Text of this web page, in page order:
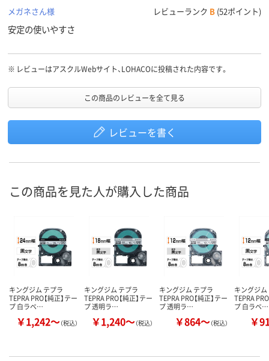
メガネさん様
レビューランク B (52ポイント)
安定の使いやすさ
※ レビューはアスクルWebサイト、LOHACOに投稿された内容です。
この商品のレビューを全て見る
レビューを書く
この商品を見た人が購入した商品
キングジム テプラ
TEPRA PRO【純正】テー
プ 白ラベ…
￥1,242～（税込）
キングジム テプラ
TEPRA PRO【純正】テー
プ 透明ラ…
￥1,240～（税込）
キングジム テプラ
TEPRA PRO【純正】テー
プ 透明ラ…
￥864～（税込）
キングジム
TEPRA
プ 白ラベ…
￥